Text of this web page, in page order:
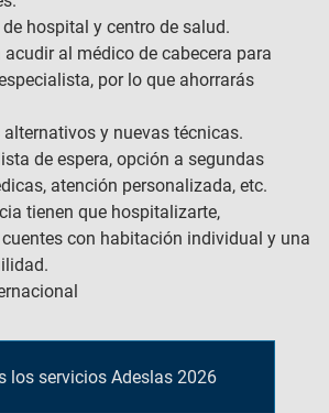
hospital y centro de salud.
al médico de cabecera para
por lo que ahorrarás
y nuevas técnicas.
de espera, opción a segundas
atención personalizada, etc.
tienen que hospitalizarte,
con habitación individual y una
los servicios Adeslas 2026